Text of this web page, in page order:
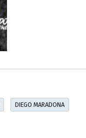
DIEGO MARADONA